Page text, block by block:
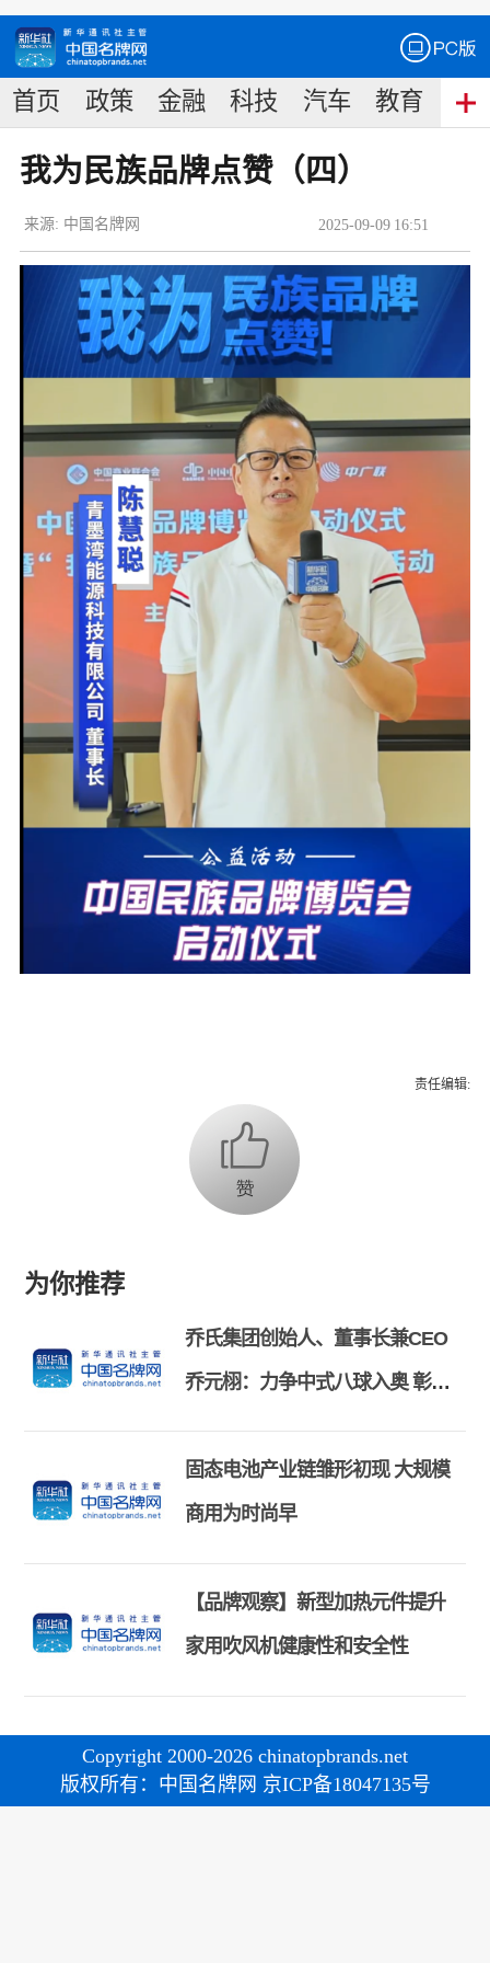
首页 政策 金融 科技 汽车 教育 食
我为民族品牌点赞（四）
2025-09-09 16:51
来源: 中国名牌网
责任编辑:
为你推荐
乔氏集团创始人、董事长兼CEO
乔元栩：力争中式八球入奥 彰显
和合共生精神
固态电池产业链雏形初现 大规模
商用为时尚早
【品牌观察】新型加热元件提升
家用吹风机健康性和安全性
Copyright 2000-2026 chinatopbrands.net
版权所有：中国名牌网 京ICP备18047135号